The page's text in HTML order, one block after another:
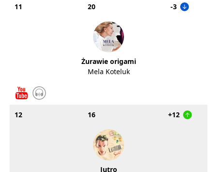
11 20 -3
Żurawie origami
Mela Koteluk
12 16 +12
Jutro